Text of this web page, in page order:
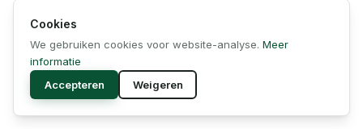
Cookies
We gebruiken cookies voor website-analyse. Meer
informatie
Accepteren
Weigeren